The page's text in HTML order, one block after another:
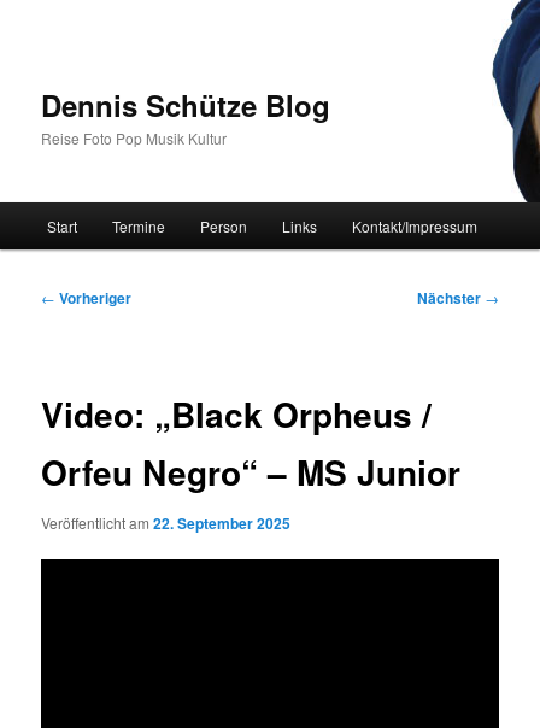
Dennis Schütze Blog
Reise Foto Pop Musik Kultur
Start Termine Person Links Kontakt/Impressum
Beitragsnavigation
← Vorheriger Nächster →
Video: „Black Orpheus /
Orfeu Negro“ – MS Junior
Veröffentlicht am22. September 2025